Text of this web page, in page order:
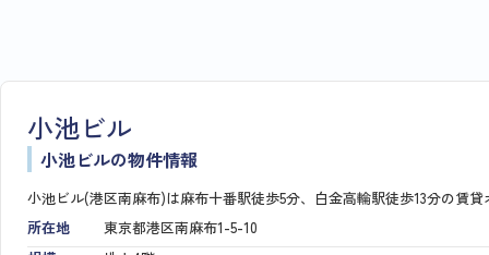
小池ビル
小池ビルの物件情報
小池ビル(港区南麻布)は麻布十番駅徒歩5分、白金高輪駅徒歩13分の賃貸
所在地
東京都港区南麻布1-5-10